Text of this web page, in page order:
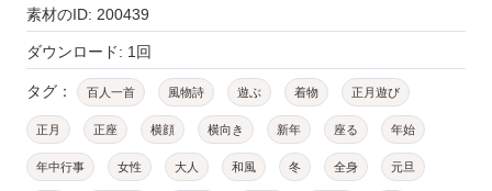
素材のID: 200439
ダウンロード: 1回
タグ： 百人一首 風物詩 遊ぶ 着物 正月遊び
正月 正座 横顔 横向き 新年 座る 年始
年中行事 女性 大人 和風 冬 全身 元旦